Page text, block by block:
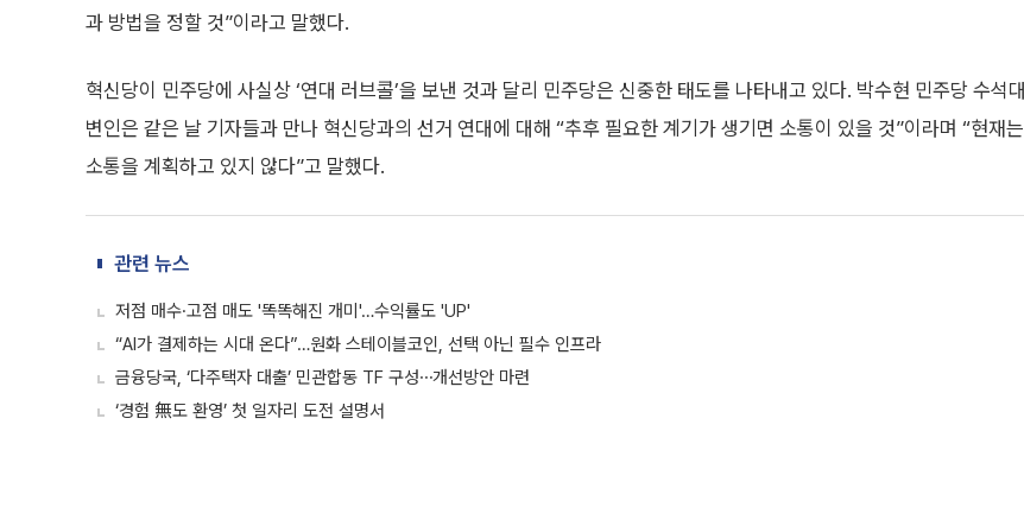
과 방법을 정할 것”이라고 말했다.
혁신당이 민주당에 사실상 ‘연대 러브콜’을 보낸 것과 달리 민주당은 신중한 태도를 나타내고 있다. 박수현 민주당 수석대
변인은 같은 날 기자들과 만나 혁신당과의 선거 연대에 대해 “추후 필요한 계기가 생기면 소통이 있을 것”이라며 “현재는
소통을 계획하고 있지 않다”고 말했다.
관련 뉴스
저점 매수·고점 매도 '똑똑해진 개미'…수익률도 'UP'
“AI가 결제하는 시대 온다”…원화 스테이블코인, 선택 아닌 필수 인프라
금융당국, ‘다주택자 대출’ 민관합동 TF 구성⋯개선방안 마련
‘경험 無도 환영’ 첫 일자리 도전 설명서